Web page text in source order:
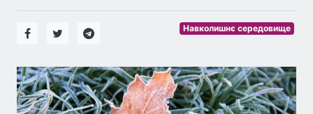
Навколишнє середовище